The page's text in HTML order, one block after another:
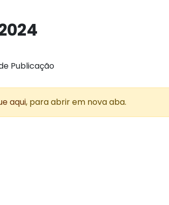
Publicação
aqui, para abrir em nova aba.